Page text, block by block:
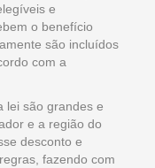
e
o benefício
são incluídos
com a
lei são grandes e
e a região do
desconto e
fazendo com